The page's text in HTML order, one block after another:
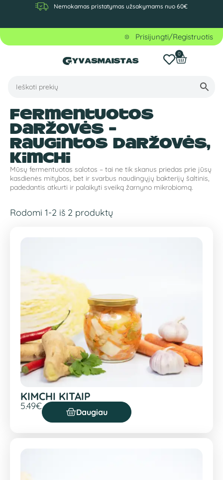
Nemokamas pristatymas užsakymams nuo 60€
Prisijungti/Registruotis
0
Fermentuotos
daržovės -
raugintos daržovės,
kimchi
Mūsų fermentuotos salotos – tai ne tik skanus priedas prie jūsų
kasdienės mitybos, bet ir svarbus naudingųjų bakterijų šaltinis,
padedantis atkurti ir palaikyti sveiką žarnyno mikrobiomą.
Rodomi 1-2 iš 2 produktų
KIMCHI KITAIP
5.49€
Daugiau